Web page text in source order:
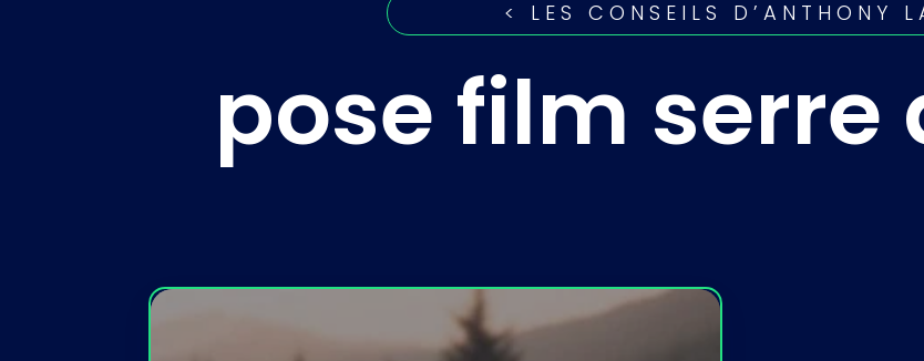
< LES CONSEILS D’ANTHONY
pose film serre